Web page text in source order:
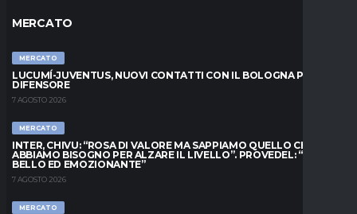
MERCATO
MERCATO
LUCUMÍ-JUVENTUS, NUOVI CONTATTI CON IL BOLOGNA PER IL
DIFENSORE
7 AGOSTO 2026
MERCATO
INTER, CHIVU: “ROSA DI VALORE MA SAPPIAMO QUELLO CHE
ABBIAMO BISOGNO PER ALZARE IL LIVELLO”. PROVEDEL: “MESE
BELLO ED EMOZIONANTE”
7 AGOSTO 2026
MERCATO